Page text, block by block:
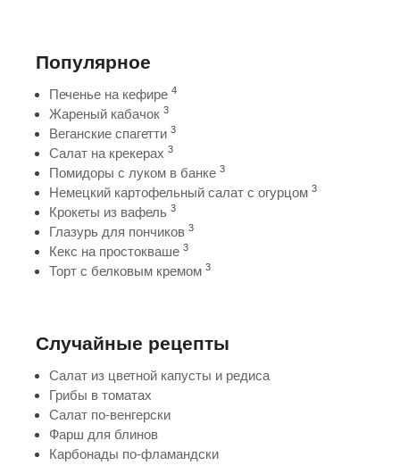
Популярное
Печенье на кефире 4
Жареный кабачок 3
Веганские спагетти 3
Салат на крекерах 3
Помидоры с луком в банке 3
Немецкий картофельный салат с огурцом 3
Крокеты из вафель 3
Глазурь для пончиков 3
Кекс на простокваше 3
Торт с белковым кремом 3
Случайные рецепты
Салат из цветной капусты и редиса
Грибы в томатах
Салат по-венгерски
Фарш для блинов
Карбонады по-фламандски